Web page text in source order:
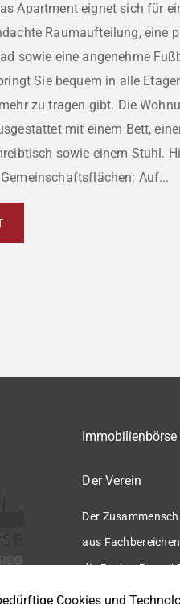
Apartment eignet sich für
Raumaufteilung, eine
sowie eine angenehme
Sie bequem in alle
zu tragen gibt. Die
mit einem Bett,
sowie einem Stuhl.
Auf...
Immobilienbörse
Der Verein
Der
aus
die Region Bonn /